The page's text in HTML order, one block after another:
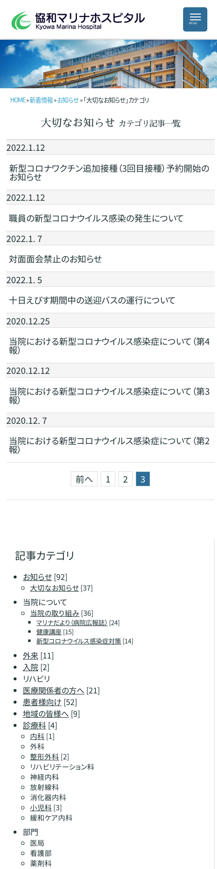
HOME»新着情報»お知らせ» 「大切なお知らせ」カテゴリ
大切なお知らせ カテゴリ記事一覧
2022.1.12
新型コロナワクチン追加接種（3回目接種）予約開始の
お知らせ
2022.1.12
職員の新型コロナウイルス感染の発生について
2022.1. 7
対面面会禁止のお知らせ
2022.1. 5
十日えびす期間中の送迎バスの運行について
2020.12.25
当院における新型コロナウイルス感染症について（第4
報）
2020.12.12
当院における新型コロナウイルス感染症について（第3
報）
2020.12. 7
当院における新型コロナウイルス感染症について（第2
報）
前へ 1 2 3
記事カテゴリ
お知らせ [92]
大切なお知らせ[37]
当院について
当院の取り組み [36]
マリナだより（病院広報誌） [24]
健康講座[15]
新型コロナウイルス感染症対策[14]
外来[11]
入院[2]
リハビリ
医療関係者の方へ[21]
患者様向け [52]
地域の皆様へ[9]
診療科[4]
内科 [1]
外科
整形外科 [2]
リハビリテーション科
神経内科
放射線科
消化器内科
小児科 [3]
緩和ケア内科
部門
医局
看護部
薬剤科